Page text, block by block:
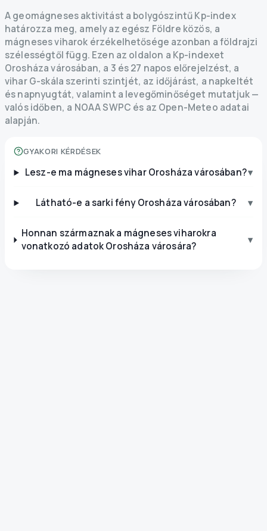
A geomágneses aktivitást a bolygószintű Kp-index
határozza meg, amely az egész Földre közös, a
mágneses viharok érzékelhetősége azonban a földrajzi
szélességtől függ. Ezen az oldalon a Kp-indexet
Orosháza városában, a 3 és 27 napos előrejelzést, a
vihar G-skála szerinti szintjét, az időjárást, a napkeltét
és napnyugtát, valamint a levegőminőséget mutatjuk —
valós időben, a NOAA SWPC és az Open-Meteo adatai
alapján.
GYAKORI KÉRDÉSEK
Lesz-e ma mágneses vihar Orosháza városában?▾
Látható-e a sarki fény Orosháza városában? ▾
Honnan származnak a mágneses viharokra
vonatkozó adatok Orosháza városára?
▾